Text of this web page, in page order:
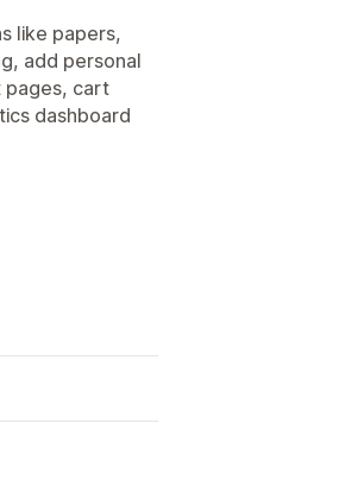
like papers,
add personal
pages, cart
dashboard